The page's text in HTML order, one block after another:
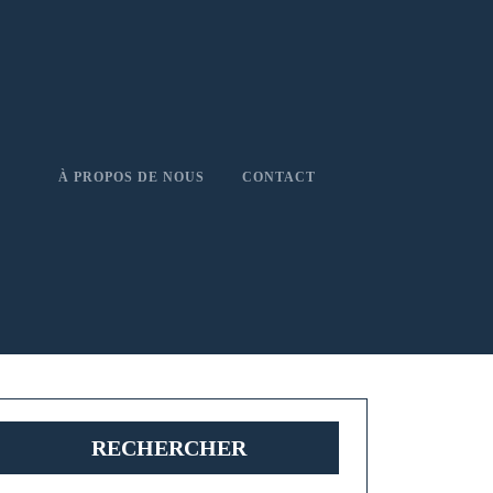
À PROPOS DE NOUS CONTACT
RECHERCHER